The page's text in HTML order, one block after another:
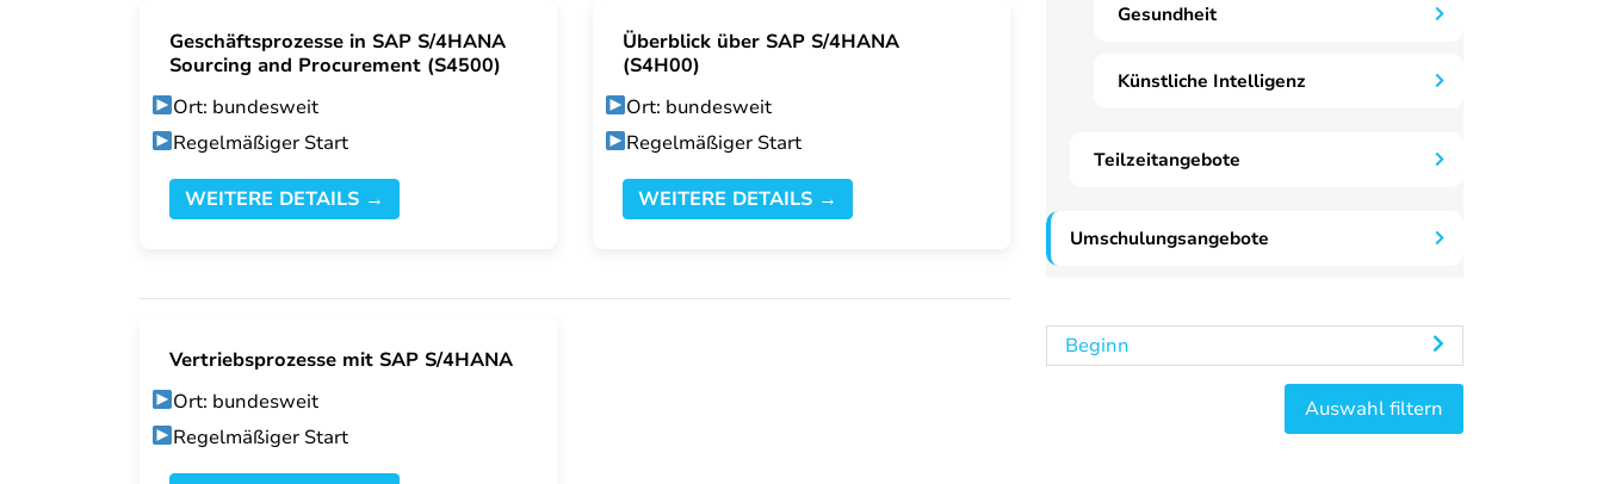
Geschäftsprozesse in SAP S/4HANA
Sourcing and Procurement (S4500)
Ort: bundesweit
Regelmäßiger Start
WEITERE DETAILS →
Überblick über SAP S/4HANA
(S4H00)
Ort: bundesweit
Regelmäßiger Start
WEITERE DETAILS →
Vertriebsprozesse mit SAP S/4HANA
Ort: bundesweit
Regelmäßiger Start
Gesundheit
Künstliche Intelligenz
Teilzeitangebote
Umschulungsangebote
Beginn